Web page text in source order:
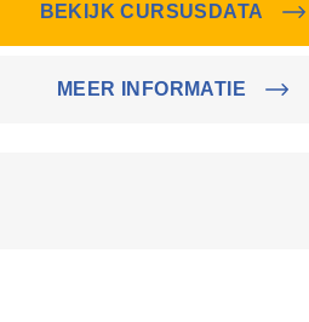
BEKIJK CURSUSDATA
MEER INFORMATIE